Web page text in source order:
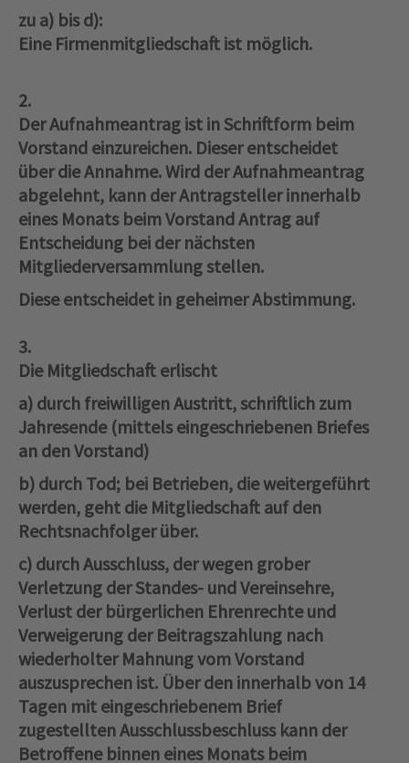
zu a) bis d):
Eine Firmenmitgliedschaft ist möglich.
2.
Der Aufnahmeantrag ist in Schriftform beim
Vorstand einzureichen. Dieser entscheidet
über die Annahme. Wird der Aufnahmeantrag
abgelehnt, kann der Antragsteller innerhalb
eines Monats beim Vorstand Antrag auf
Entscheidung bei der nächsten
Mitgliederversammlung stellen.
Diese entscheidet in geheimer Abstimmung.
3.
Die Mitgliedschaft erlischt
a) durch freiwilligen Austritt, schriftlich zum
Jahresende (mittels eingeschriebenen Briefes
an den Vorstand)
b) durch Tod; bei Betrieben, die weitergeführt
werden, geht die Mitgliedschaft auf den
Rechtsnachfolger über.
c) durch Ausschluss, der wegen grober
Verletzung der Standes‑ und Vereinsehre,
Verlust der bürgerlichen Ehrenrechte und
Verweigerung der Beitragszahlung nach
wiederholter Mahnung vom Vorstand
auszusprechen ist. Über den innerhalb von 14
Tagen mit eingeschriebenem Brief
zugestellten Ausschlussbeschluss kann der
Betroffene binnen eines Monats beim